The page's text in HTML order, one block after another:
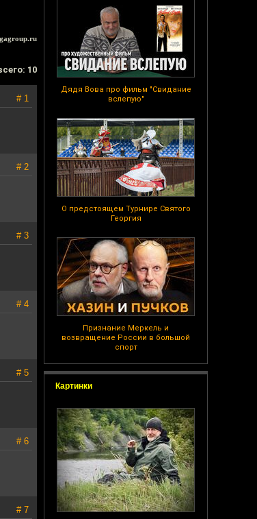
Дядя Вова про фильм "Свидание
вслепую"
О предстоящем Турнире Святого
Георгия
Признание Меркель и
возвращение России в большой
спорт
Картинки
10
# 1
# 2
# 3
# 4
# 5
# 6
# 7